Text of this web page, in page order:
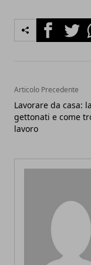
FacebookTwitter
Articolo Precedente
Lavorare da casa:
gettonati e come
lavoro